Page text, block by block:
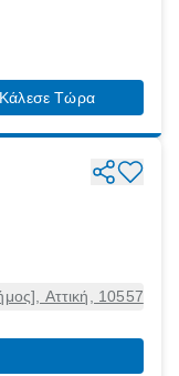
Κάλεσε Τώρα
Αττική, 10557